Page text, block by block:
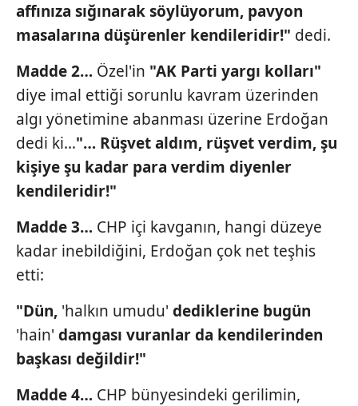
affınıza sığınarak söylüyorum, pavyon
masalarına düşürenler kendileridir!" dedi.
Madde 2… Özel'in "AK Parti yargı kolları"
diye imal ettiği sorunlu kavram üzerinden
algı yönetimine abanması üzerine Erdoğan
dedi ki…"… Rüşvet aldım, rüşvetverdim, şu
kişiye şu kadar para verdim diyenler
kendileridir!"
Madde 3… CHP içi kavganın, hangi düzeye
kadar inebildiğini, Erdoğan çok net teşhis
etti:
"Dün, 'halkın umudu' dediklerine bugün
'hain' damgası vuranlar da kendilerinden
başkası değildir!"
Madde 4… CHP bünyesindeki gerilimin,